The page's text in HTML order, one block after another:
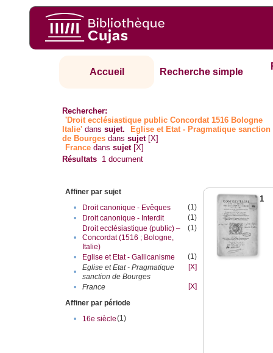
Accueil Recherche simple
Rechercher:
'Droit ecclésiastique public Concordat 1516 Bologne
Italie' danssujet.
Eglise et Etat - Pragmatique sanction
de Bourges danssujet [X]
France danssujet [X]
Résultats 1 document
Affiner par sujet
•
Droit canonique - Evêques
(1)
•
Droit canonique - Interdit (1)
•
Droit ecclésiastique (public) –
Concordat (1516 ; Bologne,
Italie)
(1)
• Eglise et Etat - Gallicanisme
(1)
•
Eglise et Etat - Pragmatique
sanction de Bourges
[X]
• France
[X]
Affiner par période
•
16e siècle(1)
1